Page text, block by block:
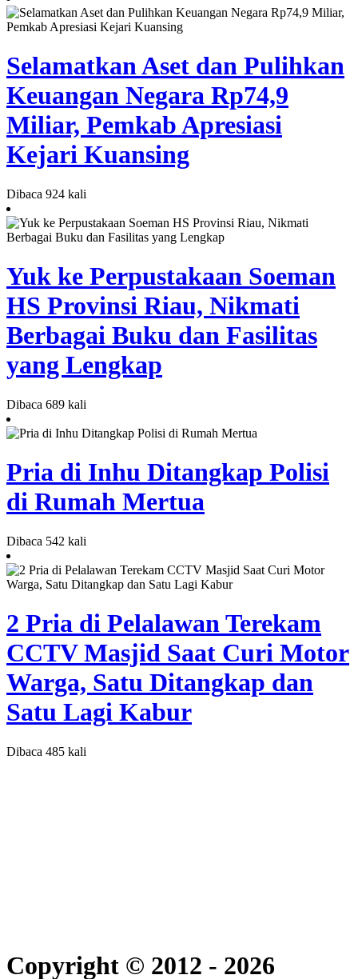
Selamatkan Aset dan Pulihkan
Keuangan Negara Rp74,9
Miliar, Pemkab Apresiasi
Kejari Kuansing
Dibaca 924 kali
Yuk ke Perpustakaan Soeman
HS Provinsi Riau, Nikmati
Berbagai Buku dan Fasilitas
yang Lengkap
Dibaca 689 kali
Pria di Inhu Ditangkap Polisi
di Rumah Mertua
Dibaca 542 kali
2 Pria di Pelalawan Terekam
CCTV Masjid Saat Curi Motor
Warga, Satu Ditangkap dan
Satu Lagi Kabur
Dibaca 485 kali
Copyright © 2012 - 2026